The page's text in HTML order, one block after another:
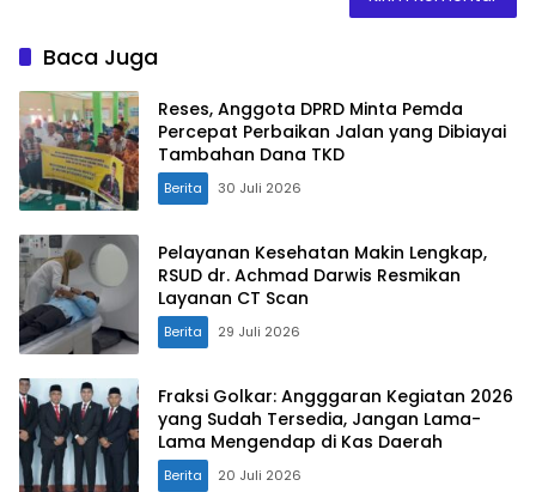
Baca Juga
Reses, Anggota DPRD Minta Pemda
Percepat Perbaikan Jalan yang Dibiayai
Tambahan Dana TKD
Berita 30 Juli 2026
Pelayanan Kesehatan Makin Lengkap,
RSUD dr. Achmad Darwis Resmikan
Layanan CT Scan
Berita 29 Juli 2026
Fraksi Golkar: Angggaran Kegiatan 2026
yang Sudah Tersedia, Jangan Lama-
Lama Mengendap di Kas Daerah
Berita 20 Juli 2026